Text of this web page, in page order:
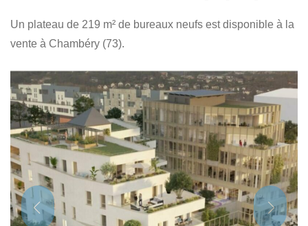
Un plateau de 219 m² de bureaux neufs est disponible à la
vente à Chambéry (73).